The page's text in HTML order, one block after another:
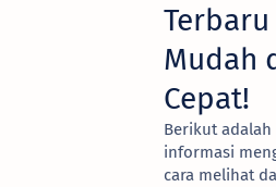
Terbaru |
Mudah
Cepat!
Berikut adalah
informasi
cara melihat